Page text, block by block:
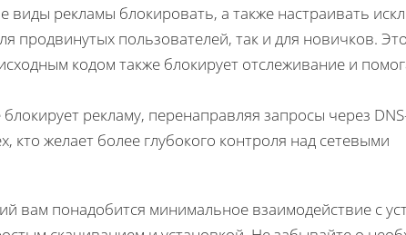
виды рекламы блокировать, а также настраивать
продвинутых пользователей, так и для новичков. Это
кодом также блокирует отслеживание и
рекламу, перенаправляя запросы через
кто желает более глубокого контроля над сетевыми
вам понадобится минимальное взаимодействие с